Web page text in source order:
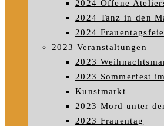
2024 Offene
2024 Tanz in den
2024
2023 Veranstaltungen
2023
2023 Sommerfest
Kunstmarkt
2023 Mord unter
2023 Frauentag